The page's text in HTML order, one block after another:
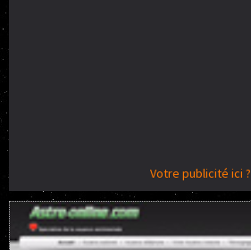
Votre publicité ici ?